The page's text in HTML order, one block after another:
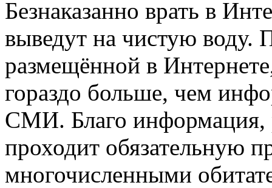
Безнаказанно врать в
выведут на чистую воду.
размещённой в
гораздо больше, чем
СМИ. Благо информация,
проходит обязательную
многочисленными